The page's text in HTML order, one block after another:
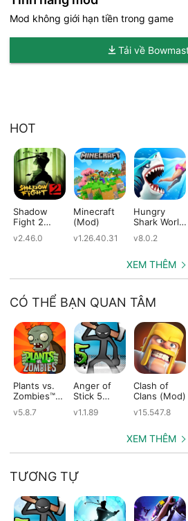
Mod không giới hạn tiền trong game
Tải về
HOT
Shadow
Fight 2
v2.46.0
Minecraft
(Mod)
v1.26.40.31
Hungry
Shark World
v8.0.2
XEM THÊM
CÓ THỂ BẠN QUAN TÂM
Plants vs.
Zombies™
v5.8.7
Anger of
Stick 5
v1.1.89
Clash of
Clans (Mod)
v15.547.8
XEM THÊM
TƯƠNG TỰ